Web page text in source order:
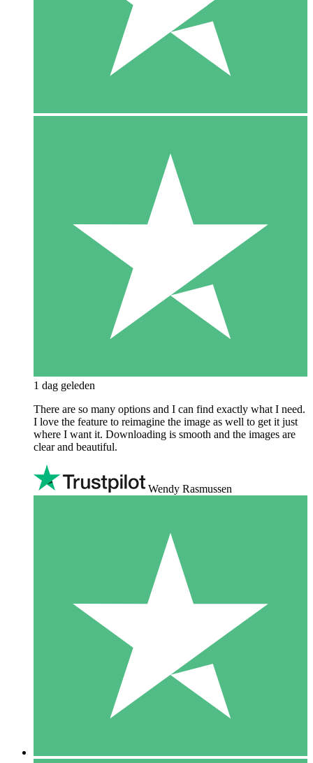
1 dag geleden
There are so many options and I can find exactly what I need.
I love the feature to reimagine the image as well to get it just
where I want it. Downloading is smooth and the images are
clear and beautiful.
Wendy Rasmussen